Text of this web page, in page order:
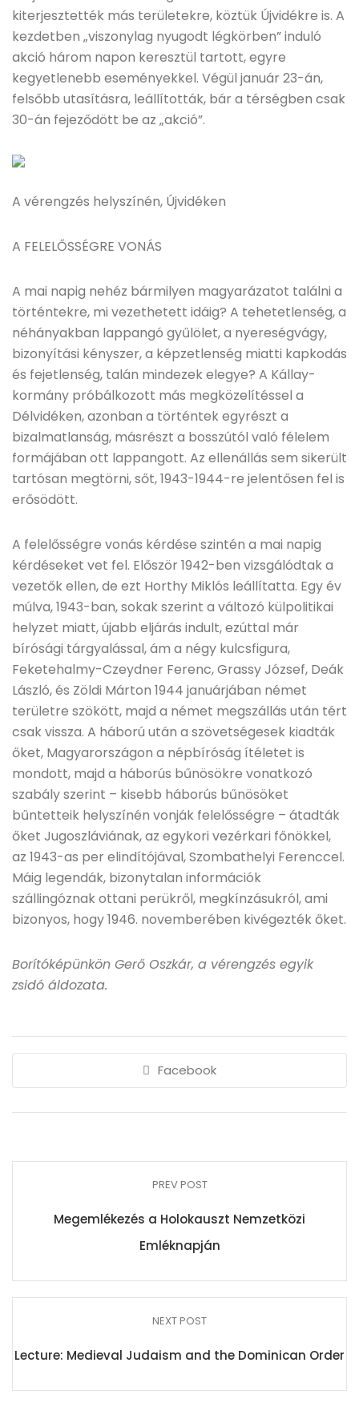
kiterjesztették más területekre, köztük Újvidékre is. A
kezdetben „viszonylag nyugodt légkörben” induló
akció három napon keresztül tartott, egyre
kegyetlenebb eseményekkel. Végül január 23-án,
felsőbb utasításra, leállították, bár a térségben csak
30-án fejeződött be az „akció”.
A vérengzés helyszínén, Újvidéken
A FELELŐSSÉGRE VONÁS
A mai napig nehéz bármilyen magyarázatot találni a
történtekre, mi vezethetett idáig? A tehetetlenség, a
néhányakban lappangó gyűlölet, a nyereségvágy,
bizonyítási kényszer, a képzetlenség miatti kapkodás
és fejetlenség, talán mindezek elegye? A Kállay-
kormány próbálkozott más megközelítéssel a
Délvidéken, azonban a történtek egyrészt a
bizalmatlanság, másrészt a bosszútól való félelem
formájában ott lappangott. Az ellenállás sem sikerült
tartósan megtörni, sőt, 1943-1944-re jelentősen fel is
erősödött.
A felelősségre vonás kérdése szintén a mai napig
kérdéseket vet fel. Először 1942-ben vizsgálódtak a
vezetők ellen, de ezt Horthy Miklós leállítatta. Egy év
múlva, 1943-ban, sokak szerint a változó külpolitikai
helyzet miatt, újabb eljárás indult, ezúttal már
bírósági tárgyalással, ám a négy kulcsfigura,
Feketehalmy-Czeydner Ferenc, Grassy József, Deák
László, és Zöldi Márton 1944 januárjában német
területre szökött, majd a német megszállás után tért
csak vissza. A háború után a szövetségesek kiadták
őket, Magyarországon a népbíróság ítéletet is
mondott, majd a háborús bűnösökre vonatkozó
szabály szerint – kisebb háborús bűnösöket
bűntetteik helyszínén vonják felelősségre – átadták
őket Jugoszláviának, az egykori vezérkari főnökkel,
az 1943-as per elindítójával, Szombathelyi Ferenccel.
Máig legendák, bizonytalan információk
szállingóznak ottani perükről, megkínzásukról, ami
bizonyos, hogy 1946. novemberében kivégezték őket.
Borítóképünkön Gerő Oszkár, a vérengzés egyik
zsidó áldozata.
Facebook
PREV POST
Megemlékezés a Holokauszt Nemzetközi
Emléknapján
NEXT POST
Lecture: Medieval Judaism and the Dominican Order